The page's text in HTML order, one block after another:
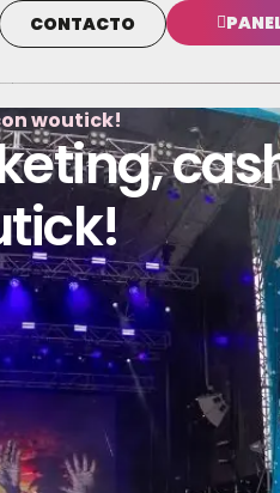
CONTACTO
woutick!